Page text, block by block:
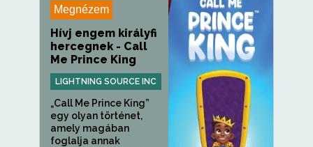
Megnézem
Hívj engem királyfi
hercegnek - Call
Me Prince King
LIGHTNING SOURCE INC
„Call Me Prince King”
egy olyan történet,
amely magában
foglalja annak